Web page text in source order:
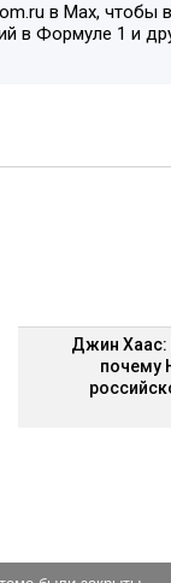
в Max, чтобы
в Формуле 1 и
Джин
почему